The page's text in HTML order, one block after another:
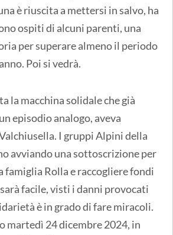
è riuscita a mettersi in salvo, ha
ospiti di alcuni parenti, una
per superare almeno il periodo
Poi si vedrà.
la macchina solidale che già
episodio analogo, aveva
I gruppi Alpini della
avviando una sottoscrizione per
famiglia Rolla e raccogliere fondi
facile, visti i danni provocati
è in grado di fare miracoli.
martedì 24 dicembre 2024, in